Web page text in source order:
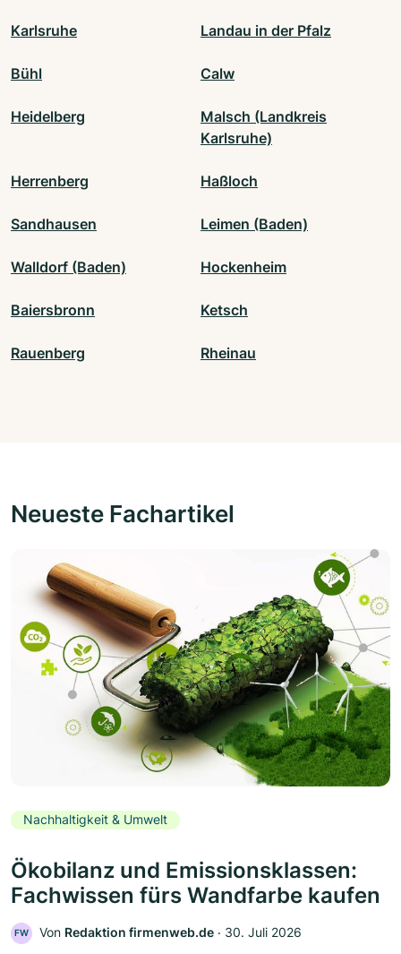
Karlsruhe Landau in der Pfalz
Bühl Calw
Heidelberg
Malsch (Landkreis
Karlsruhe)
Herrenberg Haßloch
Sandhausen Leimen (Baden)
Walldorf (Baden) Hockenheim
Baiersbronn Ketsch
Rauenberg Rheinau
Neueste Fachartikel
Nachhaltigkeit & Umwelt
Ökobilanz und Emissionsklassen:
Fachwissen fürs Wandfarbe kaufen
FW Von Redaktion firmenweb.de ‧ 30. Juli 2026